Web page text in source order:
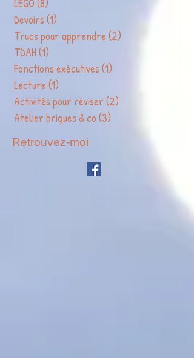
Accompagnement scolaire spécialisé
LEGO(8)8 posts
Devoirs(1) 1 post
Trucs pour apprendre
TDAH (1)1 post
Fonctions exécutives
Lecture (1)1 post
Activités pour réviser(2)
Atelier briques & co
Retrouvez-moi